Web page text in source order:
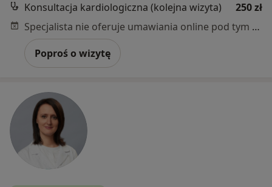
Konsultacja kardiologiczna (kolejna wizyta)
250 zł
Specjalista nie oferuje umawiania online pod tym adresem.
Poproś o wizytę